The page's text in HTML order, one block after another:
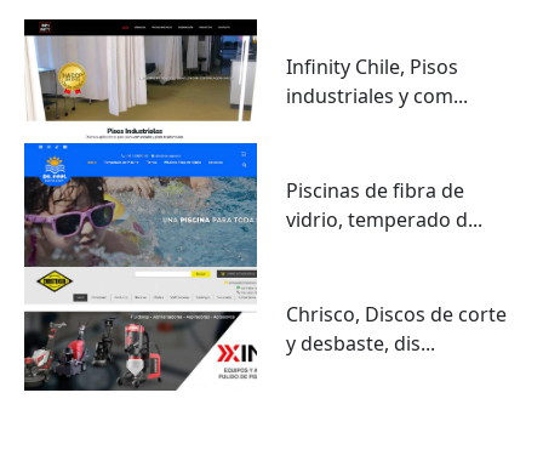
Infinity Chile, Pisos
industriales y com...
Piscinas de fibra de
vidrio, temperado d...
Chrisco, Discos de corte
y desbaste, dis...